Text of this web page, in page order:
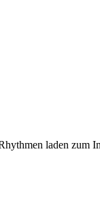
laden zum